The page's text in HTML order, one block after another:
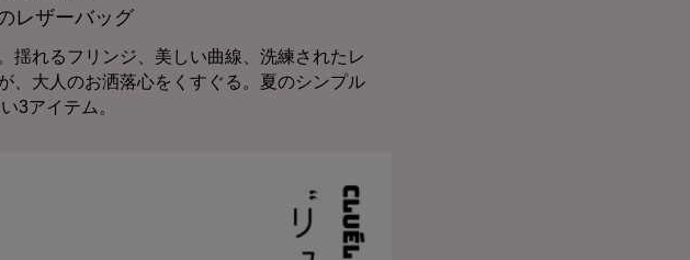
レザーバッグ
揺れるフリンジ、美しい曲線、洗練されたレ
大人のお洒落心をくすぐる。夏のシンプル
3アイテム。